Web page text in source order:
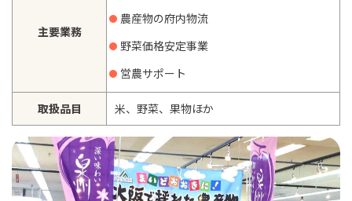
主要業務
農産物の府内物流
野菜価格安定事業
営農サポート
取扱品目 米、野菜、果物ほか